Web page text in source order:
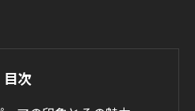
目次